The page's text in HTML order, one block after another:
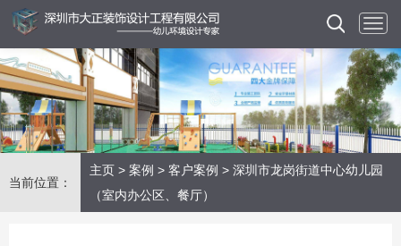
当前位置：
主页 > 案例 > 客户案例 > 深圳市龙岗街道中心幼儿园
（室内办公区、餐厅）